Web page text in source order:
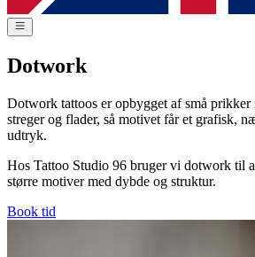
Dotwork
Dotwork tattoos er opbygget af små prikker
streger og flader, så motivet får et grafisk,
udtryk.
Hos Tattoo Studio 96 bruger vi dotwork til
større motiver med dybde og struktur.
Book tid